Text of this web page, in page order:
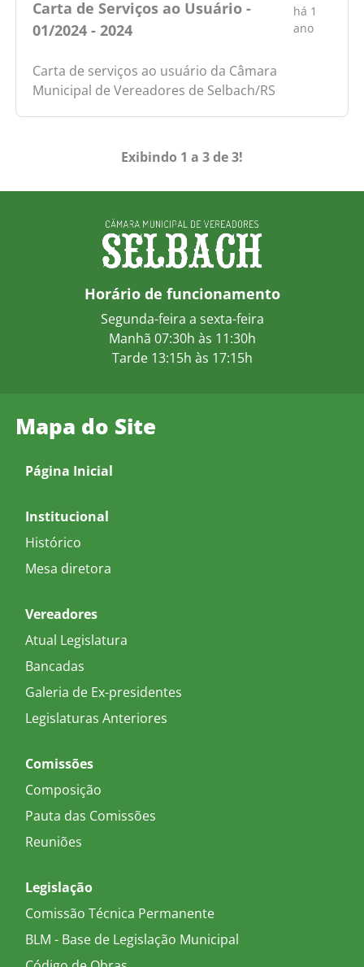
Carta de Serviços ao Usuário -
01/2024 - 2024
há 1
ano
Carta de serviços ao usuário da Câmara
Municipal de Vereadores de Selbach/RS
Exibindo 1 a 3 de 3!
Horário de funcionamento
Segunda-feira a sexta-feira
Manhã 07:30h às 11:30h
Tarde 13:15h às 17:15h
Mapa do Site
Página Inicial
Institucional
Histórico
Mesa diretora
Vereadores
Atual Legislatura
Bancadas
Galeria de Ex-presidentes
Legislaturas Anteriores
Comissões
Composição
Pauta das Comissões
Reuniões
Legislação
Comissão Técnica Permanente
BLM - Base de Legislação Municipal